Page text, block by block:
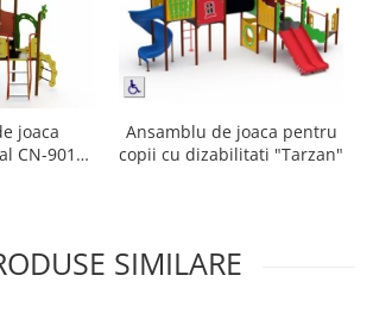
joaca
CN-901
Ansamblu de joaca pentru
copii cu dizabilitati "Tarzan"
SIMILARE